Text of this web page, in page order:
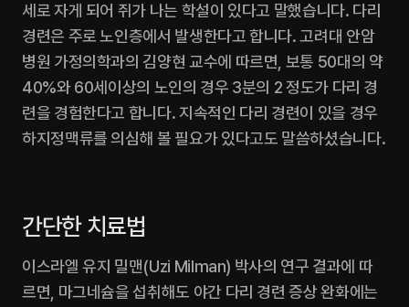
세로 자게 되어 쥐가 나는 학설이 있다고 말했습니다. 다리
경련은 주로 노인층에서 발생한다고 합니다. 고려대 안암
병원 가정의학과의 김양현 교수에 따르면, 보통 50대의 약
40%와 60세이상의 노인의 경우 3분의 2 정도가 다리 경
련을 경험한다고 합니다. 지속적인 다리 경련이 있을 경우
하지정맥류를 의심해 볼 필요가 있다고도 말씀하셨습니다.
간단한 치료법
이스라엘 유지 밀맨(Uzi Milman) 박사의 연구 결과에 따
르면, 마그네슘을 섭취해도 야간 다리 경련 증상 완화에는